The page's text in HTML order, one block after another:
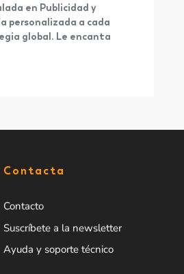
en Publicidad y
personalizada a cada
global. Le encanta
Contacta
Contacto
Suscríbete a la newsletter
Ayuda y soporte técnico